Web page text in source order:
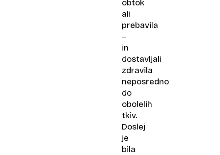
obtok
ali
prebavila
–
in
dostavljali
zdravila
neposredno
do
obolelih
tkiv.
Doslej
je
bila